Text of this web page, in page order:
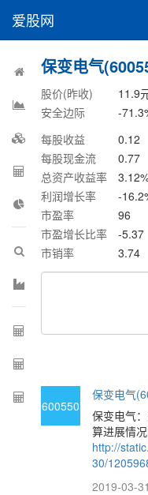
爱股网
保变电气
股价(昨收) 11.9
安全边际
-71.3
每股收益
0.12
每股现金流
0.77
总资产收益率
3.12
利润增长率
-16.2
市盈率
96
市盈增长比率
-5.37
市销率
3.74
600550
保变电气
保变电气
算进展情
http://
30/
2019-03-